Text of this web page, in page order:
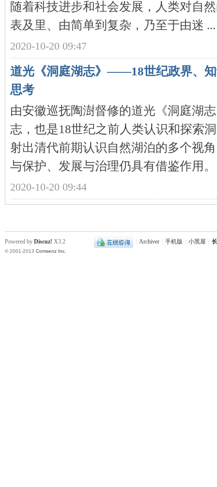
站
随着科技进步和社会发展，人类对自
表及里、由简单到复杂，乃至于由迷 ...
2020-10-20 09:47
道光《洞庭湖志》——18世纪政界、
思考
由安徽巡抚陶澍督修的道光《洞庭湖
志，也是18世纪之前人类认识和探索
射出清代前期认识自然湖泊的多个视
与保护、发展与治理仍具有借鉴作用。
2020-10-20 09:44
Archiver 手机版 小黑屋
Powered by Discuz! X3.2
© 2001-2013 Comsenz Inc.